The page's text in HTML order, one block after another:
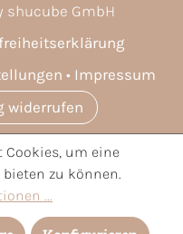
GmbH
Impressum
widerrufen
zzgl.Versandkosten
nicht anders angegeben.
Cookies, um eine
zu können.
...